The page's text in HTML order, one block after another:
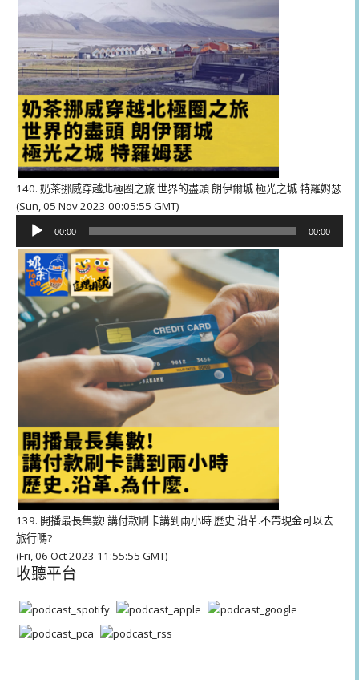
140. 奶茶挪威穿越北極圈之旅 世界的盡頭 朗伊爾城 極光之城 特羅姆瑟
(Sun, 05 Nov 2023 00:05:55 GMT)
播
放
器
00:00 00:00
139. 開播最長集數! 講付款刷卡講到兩小時 歷史.沿革.不帶現金可以去
旅行嗎?
(Fri, 06 Oct 2023 11:55:55 GMT)
收聽平台